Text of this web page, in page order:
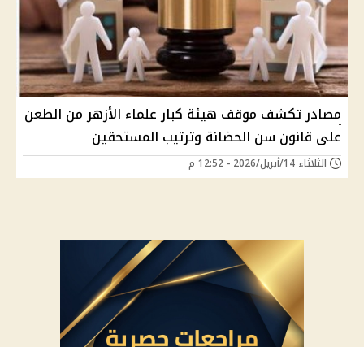
مصادر تكشف موقف هيئة كبار علماء الأزهر من الطعن
على قانون سن الحضانة وترتيب المستحقين
الثلاثاء 14/أبريل/2026 - 12:52 م